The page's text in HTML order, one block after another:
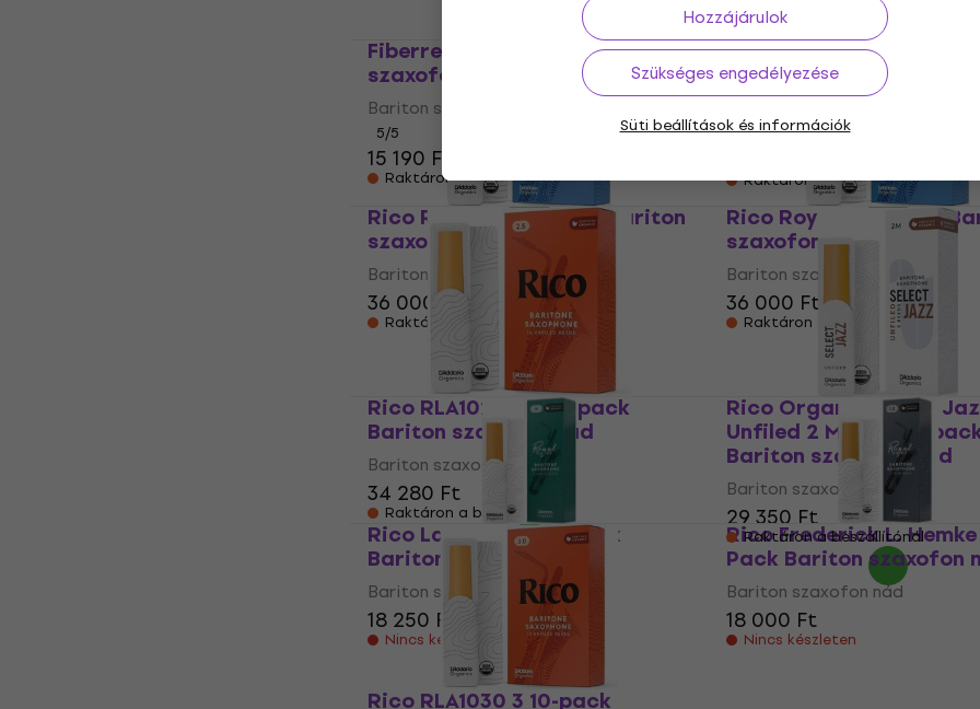
Hozzájárulok
Szükséges engedélyezése
Süti beállítások és információk
Fiberreed Carbon MH Bariton
szaxofon nád
Bariton szaxofon nád
5/5
15 190 Ft
Raktáron a beszállítónál
Rico Organic Select
2 Medium 5-pack Bariton
szaxofon nád
Bariton szaxofon nád
Raktáron a beszállítónál
Rico Royal 3.5 10-pack Bariton
szaxofon nád
Bariton szaxofon nád
36 000 Ft
Raktáron a beszállítónál
Rico Royal 2 10-pack
szaxofon nád
Bariton szaxofon nád
36 000 Ft
Raktáron a beszállítónál
Rico RLA1025 2.5 10-pack
Bariton szaxofon nád
Bariton szaxofon nád
34 280 Ft
Raktáron a beszállítónál
Rico Organic Select
Unfiled 2 Medium 5-
Bariton szaxofon nád
Bariton szaxofon nád
29 350 Ft
Raktáron a beszállítónál
Rico La Voz Hard 5 Pack
Bariton szaxofon nád
Bariton szaxofon nád
18 250 Ft
Nincs készleten
Rico Frederick L.
Pack Bariton szaxofon
Bariton szaxofon nád
18 000 Ft
Nincs készleten
Rico RLA1030 3 10-pack